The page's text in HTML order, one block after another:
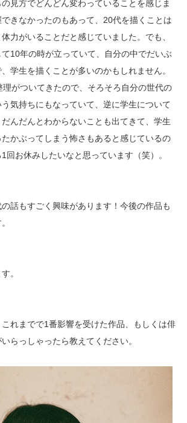
見方でどんどん変わっていることを感じま
きなかったのもあって、20代を描くことは
力がいることだと感じていました。でも、
10年の時が立っていて、自分の中でだいぶ
学生を描くことが多いのかもしれません。
がついてきたので、そろそろ自分の世代の
気持ちにもなっていて、逆に学生について
んだんとわからないことも出てきて、学生
かぶってしまう怖さもあると感じているの
回お休みしたいなと思っています（笑）。
話もすごく興味があります！今後の作品も
。
れまでで1番影響を受けた作品、もしくは俳
らっしゃったら教えてください。